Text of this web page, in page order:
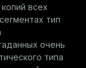
всех
тип
очень
типа